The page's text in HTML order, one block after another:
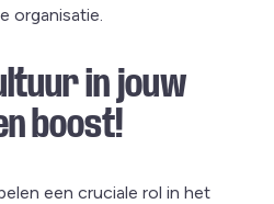
organisatie.
in jouw
boost!
een cruciale rol in het